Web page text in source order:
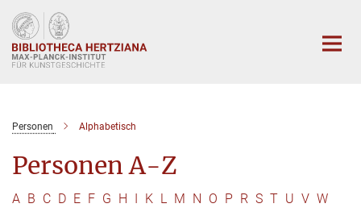
Hauptinhalt
Personen Alphabetisch
Personen A-Z
A B C D E F G H I K L M N O P R S T U V W